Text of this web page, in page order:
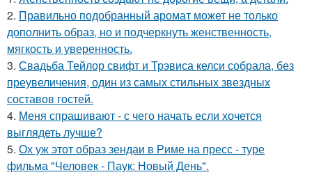
2. Правильно подобранный аромат может не только
дополнить образ, но и подчеркнуть женственность,
мягкость и уверенность.
3. Свадьба Тейлор свифт и Трэвиса келси собрала, без
преувеличения, один из самых стильных звездных
составов гостей.
4. Меня спрашивают - с чего начать если хочется
выглядеть лучше?
5. Ох уж этот образ зендаи в Риме на пресс - туре
фильма "Человек - Паук: Новый День".